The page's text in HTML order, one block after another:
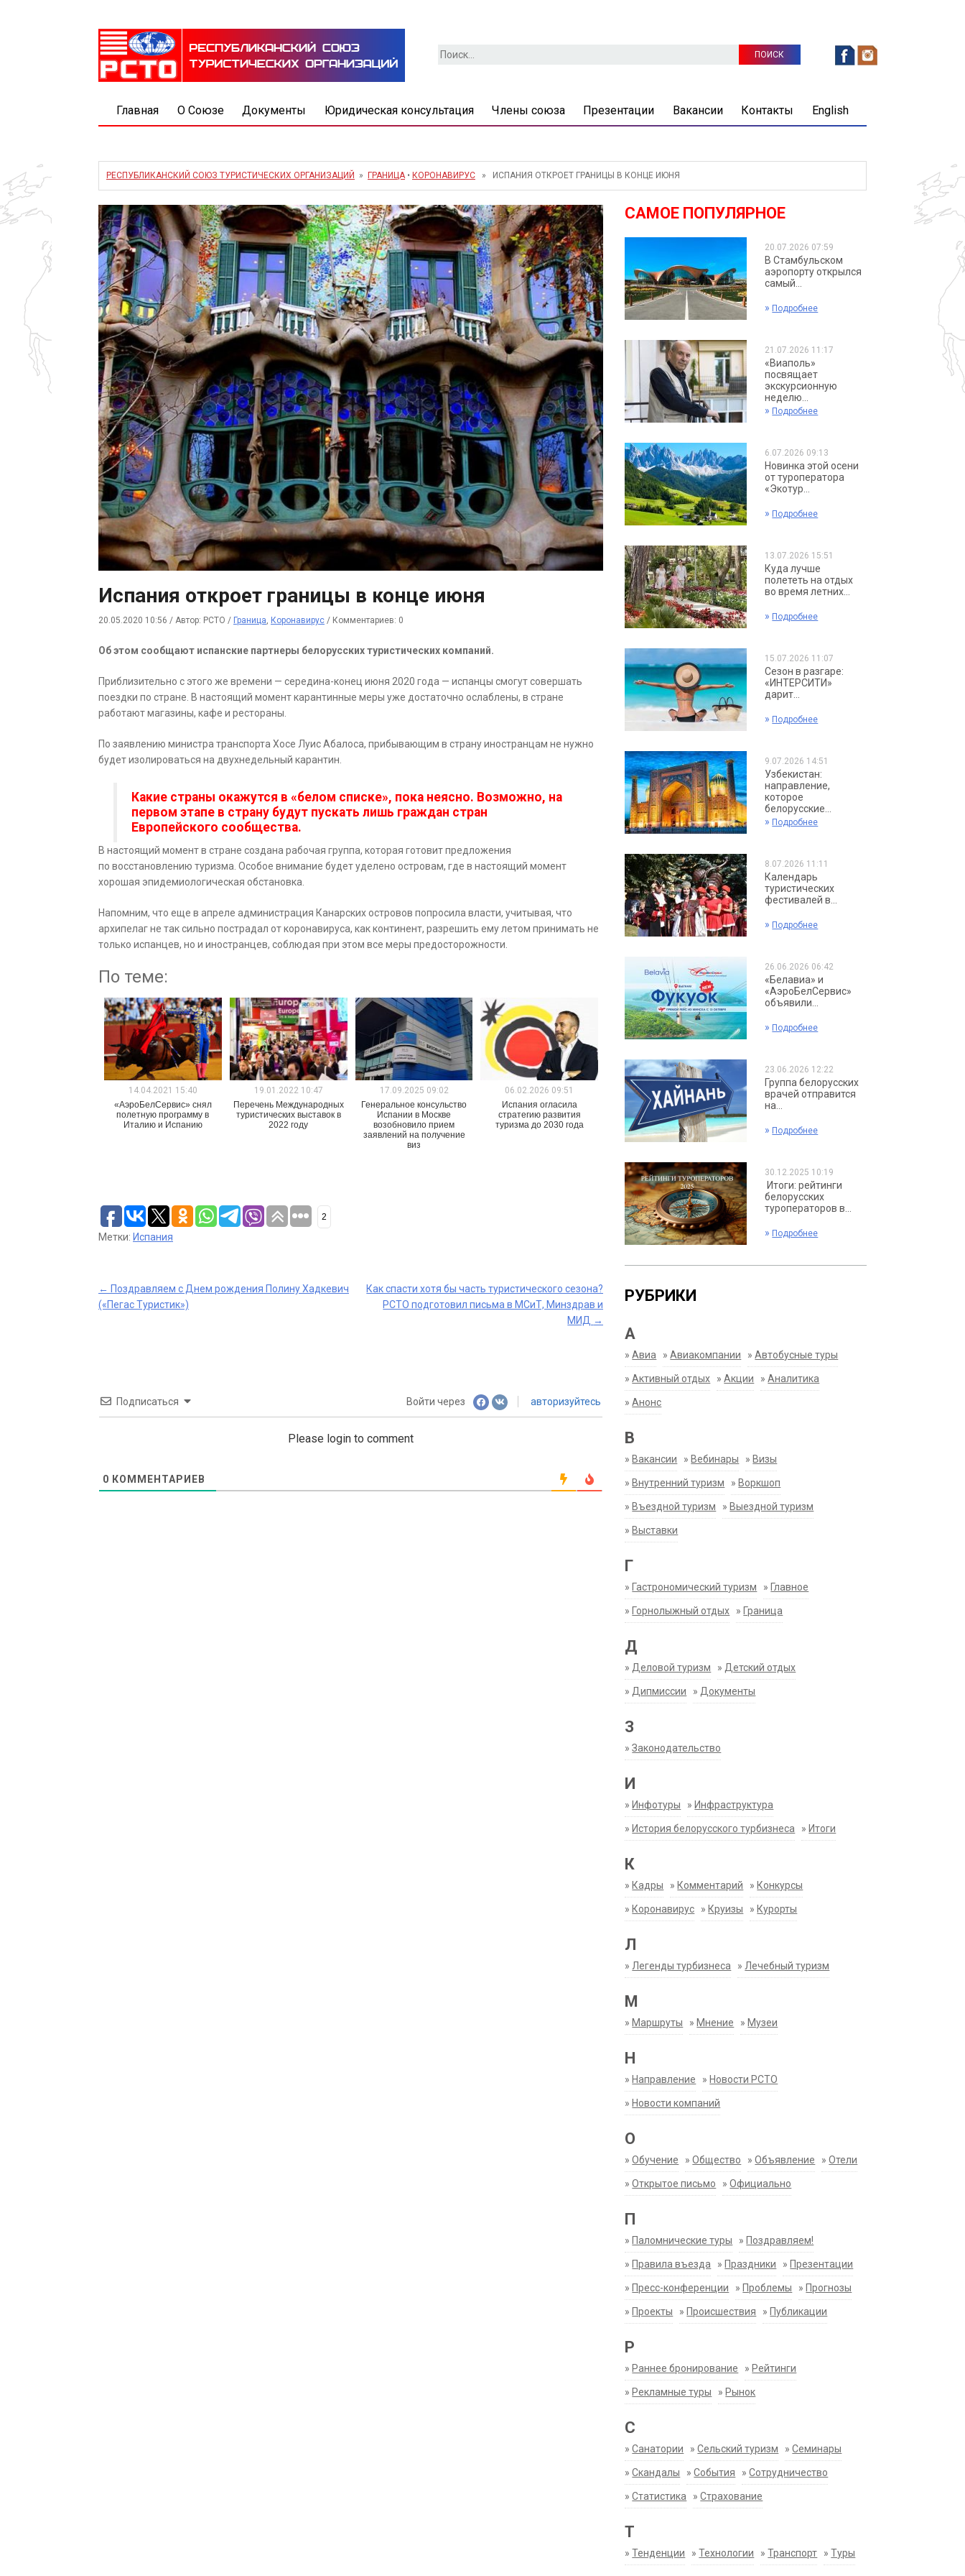
Найти:
Главная О Союзе Документы Юридическая консультация Члены союза Презентации Вакансии Контакты English
РЕСПУБЛИКАНСКИЙ СОЮЗ ТУРИСТИЧЕСКИХ ОРГАНИЗАЦИЙ » ГРАНИЦА• КОРОНАВИРУС » ИСПАНИЯ ОТКРОЕТ ГРАНИЦЫ В КОНЦЕ ИЮНЯ
Испания откроет границы в конце июня
20.05.2020 10:56 / Автор: РСТО / Граница, Коронавирус / Комментариев: 0
Об этом сообщают испанские партнеры белорусских туристических компаний.
Приблизительно с этого же времени — середина-конец июня 2020 года — испанцы смогут совершать
поездки по стране. В настоящий момент карантинные меры уже достаточно ослаблены, в стране
работают магазины, кафе и рестораны.
По заявлению министра транспорта Хосе Луис Абалоса, прибывающим в страну иностранцам не нужно
будет изолироваться на двухнедельный карантин.
Какие страны окажутся в «белом списке», пока неясно. Возможно, на
первом этапе в страну будут пускать лишь граждан стран
Европейского сообщества.
В настоящий момент в стране создана рабочая группа, которая готовит предложения
по восстановлению туризма. Особое внимание будет уделено островам, где в настоящий момент
хорошая эпидемиологическая обстановка.
Напомним, что еще в апреле администрация Канарских островов попросила власти, учитывая, что
архипелаг не так сильно пострадал от коронавируса, как континент, разрешить ему летом принимать не
только испанцев, но и иностранцев, соблюдая при этом все меры предосторожности.
По теме:
14.04.2021 15:40
«АэроБелСервис» снял
полетную программу в
Италию и Испанию
19.01.2022 10:47
Перечень Международных
туристических выставок в
2022 году
17.09.2025 09:02
Генеральное консульство
Испании в Москве
возобновило прием
заявлений на получение
виз
06.02.2026 09:51
Испания огласила
стратегию развития
туризма до 2030 года
2
Метки: Испания
Post
← Поздравляем с Днем рождения Полину Хадкевич
(«Пегас Туристик»)
Как спасти хотя бы часть туристического сезона?
РСТО подготовил письма в МСиТ, Минздрав и
МИД →
Подписаться Войти через авторизуйтесь
Please login to comment
0 КОММЕНТАРИЕВ
САМОЕ ПОПУЛЯРНОЕ
20.07.2026 07:59
В Стамбульском
аэропорту открылся
самый...
» Подробнее
21.07.2026 11:17
«Виаполь»
посвящает
экскурсионную
неделю...
» Подробнее
6.07.2026 09:13
Новинка этой осени
от туроператора
«Экотур...
» Подробнее
13.07.2026 15:51
Куда лучше
полететь на отдых
во время летних...
» Подробнее
15.07.2026 11:07
Сезон в разгаре:
«ИНТЕРСИТИ»
дарит...
» Подробнее
9.07.2026 14:51
Узбекистан:
направление,
которое
белорусские...
» Подробнее
8.07.2026 11:11
Календарь
туристических
фестивалей в...
» Подробнее
26.06.2026 06:42
«Белавиа» и
«АэроБелСервис»
объявили...
» Подробнее
23.06.2026 12:22
Группа белорусских
врачей отправится
на...
» Подробнее
30.12.2025 10:19
Итоги: рейтинги
белорусских
туроператоров в...
» Подробнее
РУБРИКИ
А
»Авиа »Авиакомпании »Автобусные туры
»Активный отдых »Акции »Аналитика
»Анонс
В
» Вакансии » Вебинары » Визы
» Внутренний туризм » Воркшоп
» Въездной туризм » Выездной туризм
» Выставки
Г
» Гастрономический туризм » Главное
» Горнолыжный отдых » Граница
Д
» Деловой туризм » Детский отдых
» Дипмиссии » Документы
З
»Законодательство
И
» Инфотуры » Инфраструктура
» История белорусского турбизнеса » Итоги
К
» Кадры » Комментарий » Конкурсы
» Коронавирус » Круизы » Курорты
Л
» Легенды турбизнеса » Лечебный туризм
М
» Маршруты » Мнение » Музеи
Н
» Направление » Новости РСТО
» Новости компаний
О
»Обучение »Общество »Объявление »Отели
»Открытое письмо »Официально
П
» Паломнические туры » Поздравляем!
» Правила въезда » Праздники » Презентации
» Пресс-конференции » Проблемы » Прогнозы
» Проекты » Происшествия » Публикации
Р
» Раннее бронирование » Рейтинги
» Рекламные туры » Рынок
С
»Санатории »Сельский туризм »Семинары
»Скандалы »События »Сотрудничество
»Статистика »Страхование
Т
»Тенденции »Технологии »Транспорт »Туры